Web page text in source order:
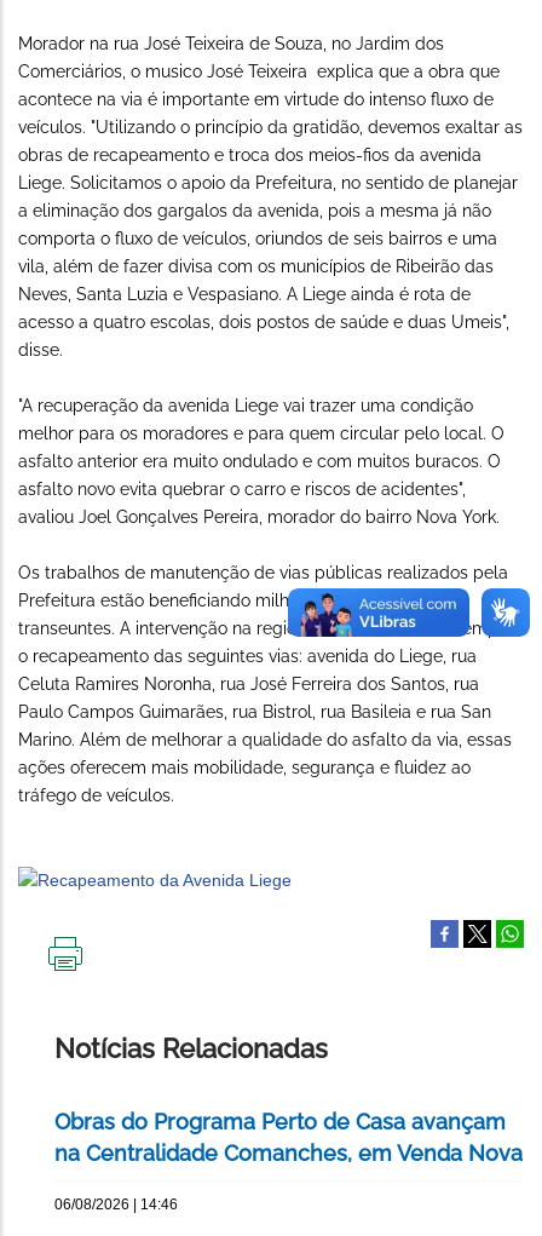
Morador na rua José Teixeira de Souza, no Jardim dos
Comerciários, o musico José Teixeira explica que a obra que
acontece na via é importante em virtude do intenso fluxo de
veículos. "Utilizando o princípio da gratidão, devemos exaltar as
obras de recapeamento e troca dos meios-fios da avenida
Liege. Solicitamos o apoio da Prefeitura, no sentido de planejar
a eliminação dos gargalos da avenida, pois a mesma já não
comporta o fluxo de veículos, oriundos de seis bairros e uma
vila, além de fazer divisa com os municípios de Ribeirão das
Neves, Santa Luzia e Vespasiano. A Liege ainda é rota de
acesso a quatro escolas, dois postos de saúde e duas Umeis",
disse.
"A recuperação da avenida Liege vai trazer uma condição
melhor para os moradores e para quem circular pelo local. O
asfalto anterior era muito ondulado e com muitos buracos. O
asfalto novo evita quebrar o carro e riscos de acidentes",
avaliou Joel Gonçalves Pereira, morador do bairro Nova York.
Os trabalhos de manutenção de vias públicas realizados pela
Prefeitura estão beneficiando milhares de moradores e
transeuntes. A intervenção na regional Venda Nova contempla
o recapeamento das seguintes vias: avenida do Liege, rua
Celuta Ramires Noronha, rua José Ferreira dos Santos, rua
Paulo Campos Guimarães, rua Bistrol, rua Basileia e rua San
Marino. Além de melhorar a qualidade do asfalto da via, essas
ações oferecem mais mobilidade, segurança e fluidez ao
tráfego de veículos.
Notícias Relacionadas
Obras do Programa Perto de Casa avançam
na Centralidade Comanches, em Venda Nova
06/08/2026 | 14:46